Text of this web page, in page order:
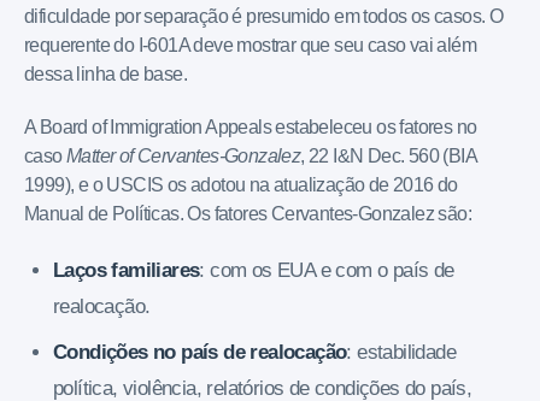
dificuldade por separação é presumido em todos os casos. O
requerente do I-601A deve mostrar que seu caso vai além
dessa linha de base.
A Board of Immigration Appeals estabeleceu os fatores no
casoMatter of Cervantes-Gonzalez, 22 I&N Dec. 560 (BIA
1999), e o USCIS os adotou na atualização de 2016 do
Manual de Políticas. Os fatores Cervantes-Gonzalez são:
Laços familiares: com os EUA e com o país de
realocação.
Condições no país de realocação: estabilidade
política, violência, relatórios de condições do país,